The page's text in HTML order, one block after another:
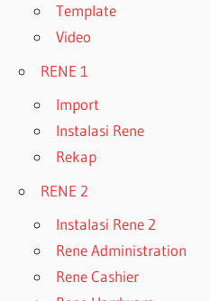
Template
Video
RENE 1
Import
Instalasi Rene
Rekap
RENE 2
Instalasi Rene 2
Rene Administration
Rene Cashier